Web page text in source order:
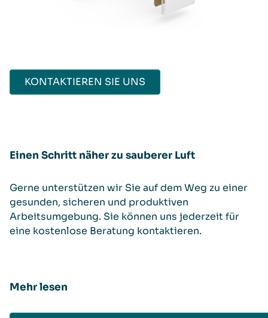
KONTAKTIEREN SIE UNS
Einen Schritt näher zu sauberer Luft
Gerne unterstützen wir Sie auf dem Weg zu einer
gesunden, sicheren und produktiven
Arbeitsumgebung. Sie können uns jederzeit für
eine kostenlose Beratung kontaktieren.
Mehr lesen